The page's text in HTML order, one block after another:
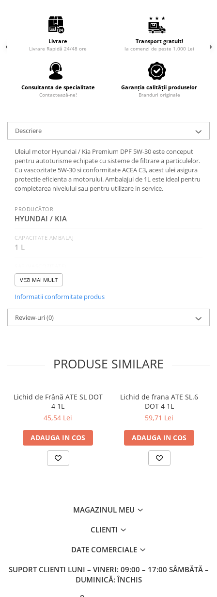
Spray frane/ambreiaj
Vaseline si Unsori Auto
Cosmetica Auto
Bureti,Lavete,Accesorii
Intretinere exterior
Intretinere interior
Siguranta Auto
Kituri siguranta
Ulei Motor
0W12
0W20
0W40
5W20
5W40
Ulei Transmisie
Livrare
Livrare Rapidă 24/48 ore
Transport gratuit!
la comenzi de peste 1.000 Lei
Consultanta de specialitate
Contactează-ne!
Garanția calității produselor
Branduri originale
Descriere
Uleiul motor Hyundai / Kia Premium DPF 5W-30 este conceput
pentru autoturisme echipate cu sisteme de filtrare a particulelor.
Cu vascozitate 5W-30 si conformitate ACEA C3, acest ulei asigura
protectie eficienta a motorului. Ambalajul de 1L este ideal pentru
completarea nivelului sau pentru utilizare in service.
PRODUCĂTOR
HYUNDAI / KIA
CAPACITATE AMBALAJ
1 L
5W-30
CATEGORIA
VEZI MAI MULT
Informatii conformitate produs
Review-uri(0)
PRODUSE SIMILARE
Lichid de Frână ATE SL DOT
4 1L
45,54 Lei
ADAUGA IN COS
Lichid de frana ATE SL.6
DOT 4 1L
59,71 Lei
ADAUGA IN COS
MAGAZINUL MEU
CLIENTI
DATE COMERCIALE
SUPORT CLIENTI LUNI – VINERI: 09:00 – 17:00 SÂMBĂTĂ –
DUMINICĂ: ÎNCHIS